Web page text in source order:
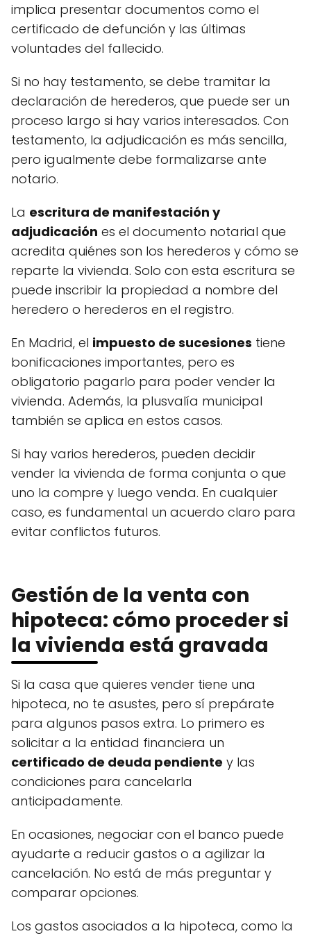
implica presentar documentos como el
certificado de defunción y las últimas
voluntades del fallecido.
Si no hay testamento, se debe tramitar la
declaración de herederos, que puede ser un
proceso largo si hay varios interesados. Con
testamento, la adjudicación es más sencilla,
pero igualmente debe formalizarse ante
notario.
La escritura de manifestación y
adjudicación es el documento notarial que
acredita quiénes son los herederos y cómo se
reparte la vivienda. Solo con esta escritura se
puede inscribir la propiedad a nombre del
heredero o herederos en el registro.
En Madrid, el impuesto de sucesiones tiene
bonificaciones importantes, pero es
obligatorio pagarlo para poder vender la
vivienda. Además, la plusvalía municipal
también se aplica en estos casos.
Si hay varios herederos, pueden decidir
vender la vivienda de forma conjunta o que
uno la compre y luego venda. En cualquier
caso, es fundamental un acuerdo claro para
evitar conflictos futuros.
Gestión de la venta con
hipoteca: cómo proceder si
la vivienda está gravada
Si la casa que quieres vender tiene una
hipoteca, no te asustes, pero sí prepárate
para algunos pasos extra. Lo primero es
solicitar a la entidad financiera un
certificado de deuda pendiente y las
condiciones para cancelarla
anticipadamente.
En ocasiones, negociar con el banco puede
ayudarte a reducir gastos o a agilizar la
cancelación. No está de más preguntar y
comparar opciones.
Los gastos asociados a la hipoteca, como la